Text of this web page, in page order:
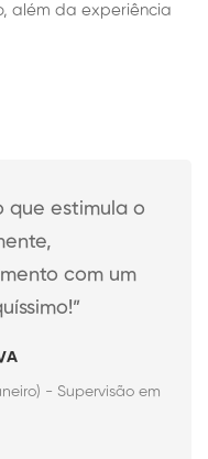
além da experiência
que estimula o
com um
- Supervisão em